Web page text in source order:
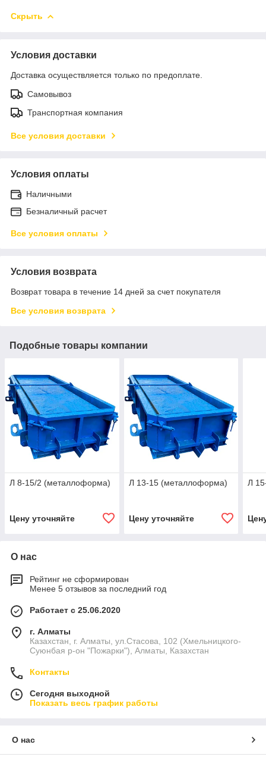
Скрыть
Условия доставки
Доставка осуществляется только по предоплате.
Самовывоз
Транспортная компания
Все условия доставки
Условия оплаты
Наличными
Безналичный расчет
Все условия оплаты
Условия возврата
Возврат товара в течение 14 дней за счет покупателя
Все условия возврата
Подобные товары компании
Л 8-15/2 (металлоформа)
Цену уточняйте
Л 13-15 (металлоформа)
Цену уточняйте
Л
О нас
Рейтинг не сформирован
Менее 5 отзывов за последний год
Работает с 25.06.2020
г. Алматы
Казахстан, г. Алматы, ул.Стасова, 102 (Хмельницкого-
Суюнбая р-он "Пожарки"), Алматы, Казахстан
Контакты
Сегодня выходной
Показать весь график работы
О нас